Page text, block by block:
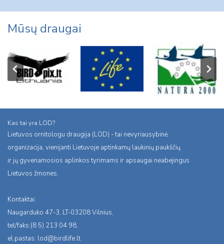
Mūsų draugai
Kas tai yra LOD?
Lietuvos ornitologu draugija (LOD) - tai nevyriausybinė
organizacija, vienijanti Lietuvoje aptinkamų laukinių paukščių
ir jų gyvenamosios aplinkos tyrimams ir apsaugai neabejingus
Lietuvos žmones.
Kontaktai:
Naugarduko 47-3, LT-03208 Vilnius,
tel/faks:(8 5) 213 04 98,
el.pastas: lod@birdlife.lt